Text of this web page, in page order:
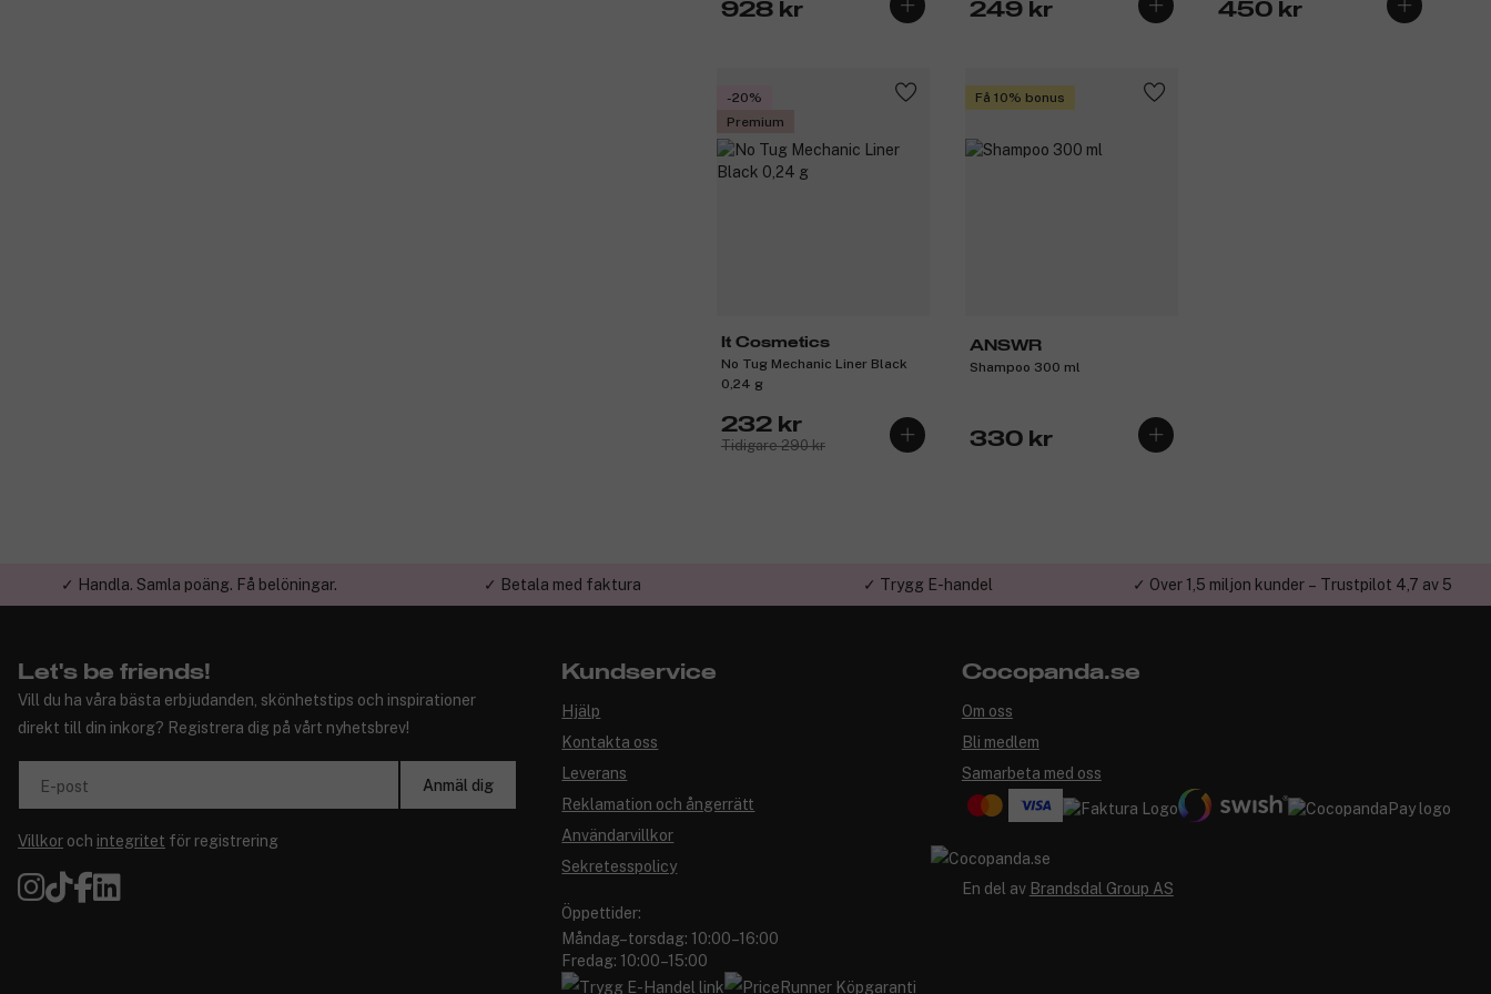
928 kr 249 kr 450 kr
-20%
Premium
It Cosmetics
No Tug Mechanic Liner Black
0,24 g
232 kr
Tidigare 290 kr
Få 10% bonus
ANSWR
Shampoo 300 ml
330 kr
✓ Handla. Samla poäng. Få belöningar. ✓ Betala med faktura ✓ Trygg E-handel ✓ Över 1,5 miljon kunder – Trustpilot 4,7 av 5
Let's be friends!
Vill du ha våra bästa erbjudanden, skönhetstips och inspirationer
direkt till din inkorg? Registrera dig på vårt nyhetsbrev!
E-post Anmäl dig
Villkor och integritet för registrering
Kundservice
Hjälp
Kontakta oss
Leverans
Reklamation och ångerrätt
Användarvillkor
Sekretesspolicy
Öppettider:
Måndag–torsdag: 10:00–16:00
Fredag: 10:00–15:00
Cocopanda.se
Om oss
Bli medlem
Samarbeta med oss
En del av Brandsdal Group AS